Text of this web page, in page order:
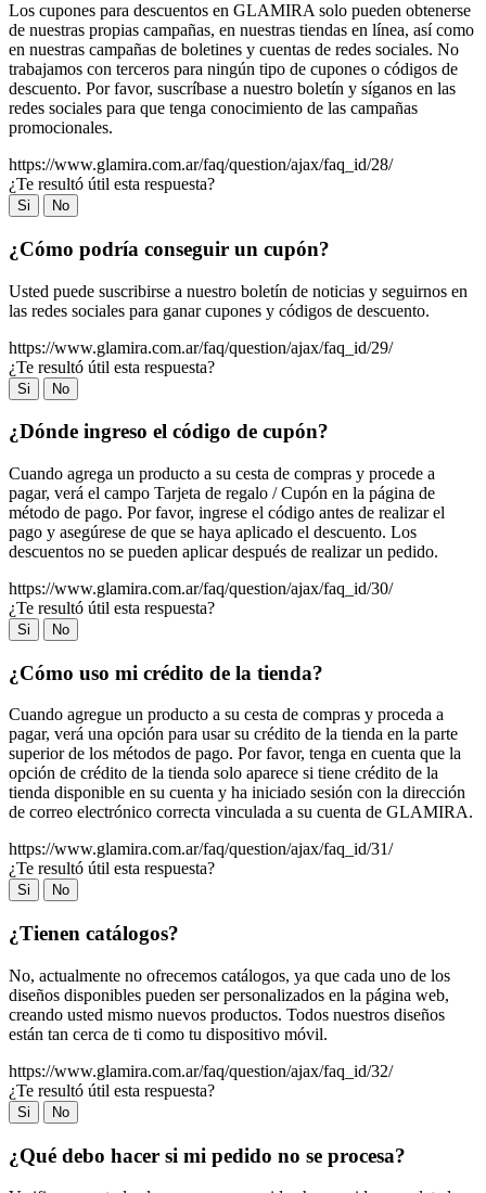
Los cupones para descuentos en GLAMIRA solo pueden obtenerse
de nuestras propias campañas, en nuestras tiendas en línea, así como
en nuestras campañas de boletines y cuentas de redes sociales. No
trabajamos con terceros para ningún tipo de cupones o códigos de
descuento. Por favor, suscríbase a nuestro boletín y síganos en las
redes sociales para que tenga conocimiento de las campañas
promocionales.
https://www.glamira.com.ar/faq/question/ajax/faq_id/28/
¿Te resultó útil esta respuesta?
Si No
¿Cómo podría conseguir un cupón?
Usted puede suscribirse a nuestro boletín de noticias y seguirnos en
las redes sociales para ganar cupones y códigos de descuento.
https://www.glamira.com.ar/faq/question/ajax/faq_id/29/
¿Te resultó útil esta respuesta?
Si No
¿Dónde ingreso el código de cupón?
Cuando agrega un producto a su cesta de compras y procede a
pagar, verá el campo Tarjeta de regalo / Cupón en la página de
método de pago. Por favor, ingrese el código antes de realizar el
pago y asegúrese de que se haya aplicado el descuento. Los
descuentos no se pueden aplicar después de realizar un pedido.
https://www.glamira.com.ar/faq/question/ajax/faq_id/30/
¿Te resultó útil esta respuesta?
Si No
¿Cómo uso mi crédito de la tienda?
Cuando agregue un producto a su cesta de compras y proceda a
pagar, verá una opción para usar su crédito de la tienda en la parte
superior de los métodos de pago. Por favor, tenga en cuenta que la
opción de crédito de la tienda solo aparece si tiene crédito de la
tienda disponible en su cuenta y ha iniciado sesión con la dirección
de correo electrónico correcta vinculada a su cuenta de GLAMIRA.
https://www.glamira.com.ar/faq/question/ajax/faq_id/31/
¿Te resultó útil esta respuesta?
Si No
¿Tienen catálogos?
No, actualmente no ofrecemos catálogos, ya que cada uno de los
diseños disponibles pueden ser personalizados en la página web,
creando usted mismo nuevos productos. Todos nuestros diseños
están tan cerca de ti como tu dispositivo móvil.
https://www.glamira.com.ar/faq/question/ajax/faq_id/32/
¿Te resultó útil esta respuesta?
Si No
¿Qué debo hacer si mi pedido no se procesa?